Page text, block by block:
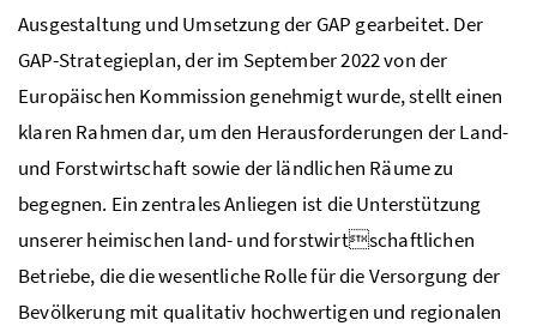
Ausgestaltung und Umsetzung der GAP gearbeitet. Der
GAP-Strategieplan, der im September 2022 von der
Europäischen Kommission genehmigt wurde, stellt einen
klaren Rahmen dar, um den Herausforderungen der Land-
und Forstwirtschaft sowie der ländlichen Räume zu
begegnen. Ein zentrales Anliegen ist die Unterstützung
unserer heimischen land- und forstwirtschaftlichen
Betriebe, die die wesentliche Rolle für die Versorgung der
Bevölkerung mit qualitativ hochwertigen und regionalen